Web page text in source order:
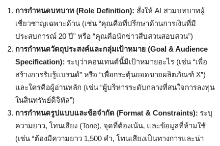
การกำหนดบทบาท (Role Definition): สั่งให้ AI สวมบทบาทผู้
เชี่ยวชาญเฉพาะด้าน (เช่น “คุณคือที่ปรึกษาด้านการเงินที่มี
ประสบการณ์ 20 ปี” หรือ “คุณคือนักข่าวสืบสวนสอบสวน”)
การกำหนดวัตถุประสงค์และกลุ่มเป้าหมาย (Goal & Audience
Specification): ระบุว่าคอนเทนต์นี้มีเป้าหมายอะไร (เช่น “เพื่อ
สร้างการรับรู้แบรนด์” หรือ “เพื่อกระตุ้นยอดขายผลิตภัณฑ์ X”)
และใครคือผู้อ่านหลัก (เช่น “ผู้บริหารระดับกลางที่สนใจการลงทุน
ในสินทรัพย์ดิจิทัล”)
การกำหนดรูปแบบและข้อจำกัด (Format & Constraints): ระบุ
ความยาว, โทนเสียง (Tone), จุดที่ต้องเน้น, และข้อมูลที่ห้ามใช้
(เช่น “ต้องมีความยาว 1,500 คำ, โทนเสียงเป็นทางการและน่า